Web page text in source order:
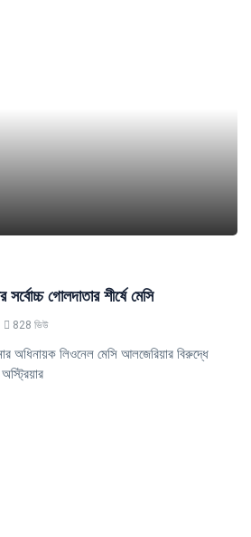
সর্বোচ্চ গোলদাতার শীর্ষে মেসি
828 ভিউ
অধিনায়ক লিওনেল মেসি আলজেরিয়ার বিরুদ্ধে